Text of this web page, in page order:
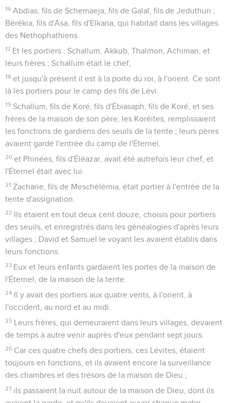
16 Abdias, fils de Schemaeja, fils de Galal, fils de Jeduthun ;
Bérékia, fils d'Asa, fils d'Elkana, qui habitait dans les villages
des Nethophathiens.
17 Et les portiers : Schallum, Akkub, Thalmon, Achiman, et
leurs frères ; Schallum était le chef,
18 et jusqu'à présent il est à la porte du roi, à l'orient. Ce sont
là les portiers pour le camp des fils de Lévi.
19 Schallum, fils de Koré, fils d'Ébiasaph, fils de Koré, et ses
frères de la maison de son père, les Koréites, remplissaient
les fonctions de gardiens des seuils de la tente ; leurs pères
avaient gardé l'entrée du camp de l'Éternel,
20 et Phinées, fils d'Éléazar, avait été autrefois leur chef, et
l'Éternel était avec lui.
21 Zacharie, fils de Meschélémia, était portier à l'entrée de la
tente d'assignation.
22 Ils étaient en tout deux cent douze, choisis pour portiers
des seuils, et enregistrés dans les généalogies d'après leurs
villages ; David et Samuel le voyant les avaient établis dans
leurs fonctions.
23 Eux et leurs enfants gardaient les portes de la maison de
l'Éternel, de la maison de la tente.
24 Il y avait des portiers aux quatre vents, à l'orient, à
l'occident, au nord et au midi.
25 Leurs frères, qui demeuraient dans leurs villages, devaient
de temps à autre venir auprès d'eux pendant sept jours.
26 Car ces quatre chefs des portiers, ces Lévites, étaient
toujours en fonctions, et ils avaient encore la surveillance
des chambres et des trésors de la maison de Dieu ;
27 ils passaient la nuit autour de la maison de Dieu, dont ils